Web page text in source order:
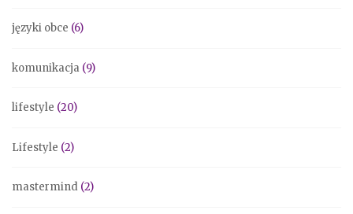
języki obce (6)
komunikacja (9)
lifestyle (20)
Lifestyle (2)
mastermind (2)